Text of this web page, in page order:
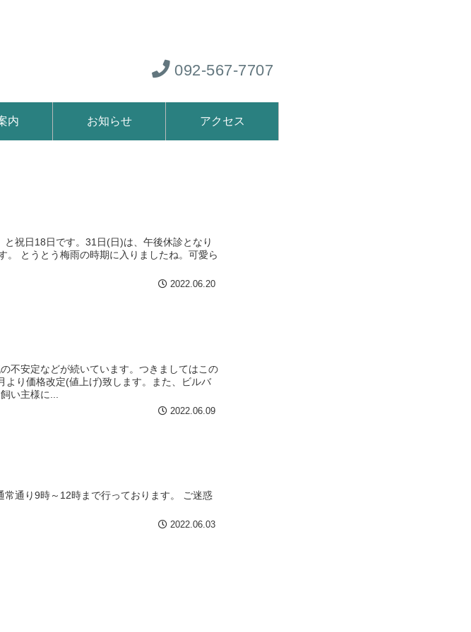
092-567-7707
内 お知らせ アクセス
祝日18日です。31日(日)は、午後休診となり
。 とうとう梅雨の時期に入りましたね。可愛ら
2022.06.20
不安定などが続いています。つきましてはこの
より価格改定(値上げ)致します。また、ビルバ
い主様に...
2022.06.09
通り9時～12時まで行っております。 ご迷惑
2022.06.03